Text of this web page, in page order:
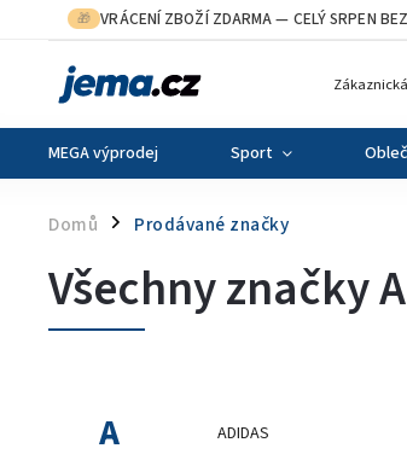
🎁 VRÁCENÍ ZBOŽÍ ZDARMA— CELÝ SRPEN
MEGA výprodej Sport
Domů / Prodávané značky
Všechny značky
A ADIDAS